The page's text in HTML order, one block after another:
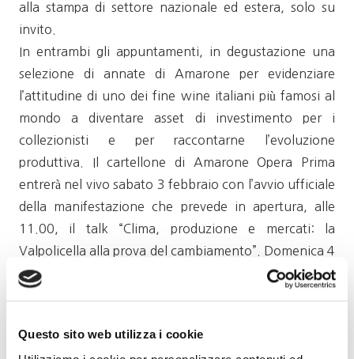
Questo sito web utilizza i cookie
alla stampa di settore nazionale ed estera, solo su
invito.
In entrambi gli appuntamenti, in degustazione una
selezione di annate di Amarone per evidenziare
l’attitudine di uno dei fine wine italiani più famosi al
mondo a diventare asset di investimento per i
collezionisti e per raccontarne l’evoluzione
produttiva. Il cartellone di Amarone Opera Prima
entrerà nel vivo sabato 3 febbraio con l’avvio ufficiale
della manifestazione che prevede in apertura, alle
11.00, il talk “Clima, produzione e mercati: la
Valpolicella alla prova del cambiamento”. Domenica 4
febbraio l’evento sarà tutto dedicato al pubblico
Prima” promosso in collaborazione con l’associazione